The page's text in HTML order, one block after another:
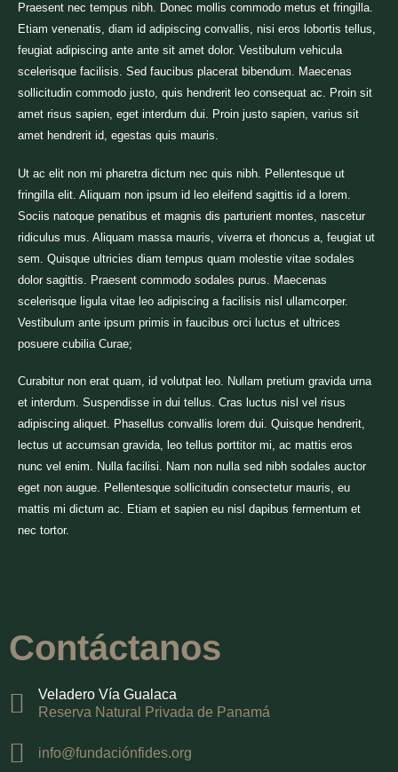
Praesent nec tempus nibh. Donec mollis commodo metus et fringilla.
Etiam venenatis, diam id adipiscing convallis, nisi eros lobortis tellus,
feugiat adipiscing ante ante sit amet dolor. Vestibulum vehicula
scelerisque facilisis. Sed faucibus placerat bibendum. Maecenas
sollicitudin commodo justo, quis hendrerit leo consequat ac. Proin sit
amet risus sapien, eget interdum dui. Proin justo sapien, varius sit
amet hendrerit id, egestas quis mauris.
Ut ac elit non mi pharetra dictum nec quis nibh. Pellentesque ut
fringilla elit. Aliquam non ipsum id leo eleifend sagittis id a lorem.
Sociis natoque penatibus et magnis dis parturient montes, nascetur
ridiculus mus. Aliquam massa mauris, viverra et rhoncus a, feugiat ut
sem. Quisque ultricies diam tempus quam molestie vitae sodales
dolor sagittis. Praesent commodo sodales purus. Maecenas
scelerisque ligula vitae leo adipiscing a facilisis nisl ullamcorper.
Vestibulum ante ipsum primis in faucibus orci luctus et ultrices
posuere cubilia Curae;
Curabitur non erat quam, id volutpat leo. Nullam pretium gravida urna
et interdum. Suspendisse in dui tellus. Cras luctus nisl vel risus
adipiscing aliquet. Phasellus convallis lorem dui. Quisque hendrerit,
lectus ut accumsan gravida, leo tellus porttitor mi, ac mattis eros
nunc vel enim. Nulla facilisi. Nam non nulla sed nibh sodales auctor
eget non augue. Pellentesque sollicitudin consectetur mauris, eu
mattis mi dictum ac. Etiam et sapien eu nisl dapibus fermentum et
nec tortor.
Contáctanos
Veladero Vía Gualaca​
Reserva Natural Privada de Panamá
info@fundaciónfides.org